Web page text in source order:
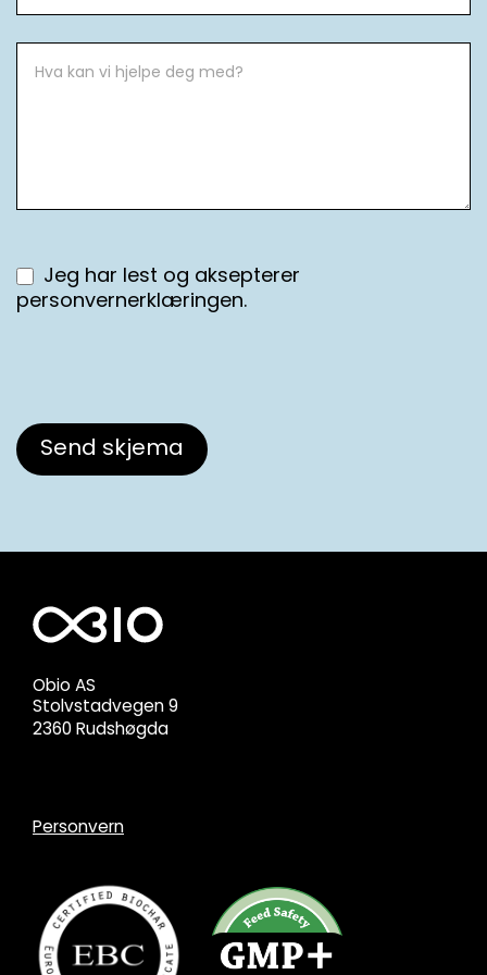
Jeg har lest og aksepterer
personvernerklæringen.
Send skjema
Obio AS
Stolvstadvegen 9
2360 Rudshøgda
Personvern